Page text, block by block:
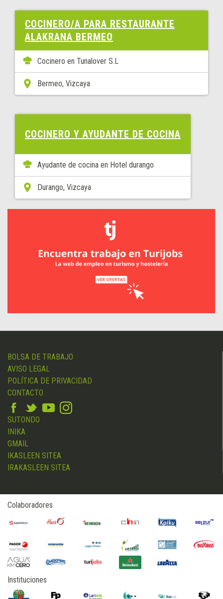
COCINERO/A PARA RESTAURANTE
ALAKRANA BERMEO
Cocinero en Tunalover S.L
Bermeo, Vizcaya
COCINERO Y AYUDANTE DE COCINA
Ayudante de cocina en Hotel durango
Durango, Vizcaya
BOLSA DE TRABAJO
AVISO LEGAL
POLÍTICA DE PRIVACIDAD
CONTACTO
SUTONDO
INIKA
GMAIL
IKASLEEN SITEA
IRAKASLEEN SITEA
Colaboradores
Instituciones